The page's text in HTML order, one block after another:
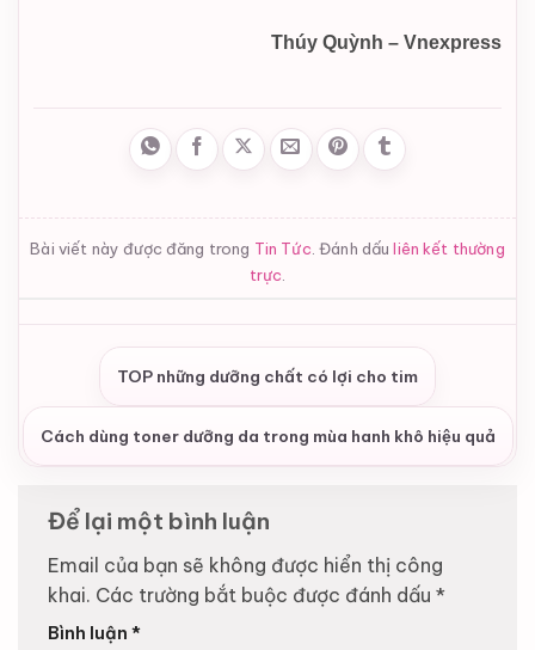
Thúy Quỳnh – Vnexpress
Bài viết này được đăng trong Tin Tức. Đánh dấuliên kết thường
trực.
TOP những dưỡng chất có lợi cho tim
Cách dùng toner dưỡng da trong mùa hanh khô hiệu quả
Để lại một bình luận
Email của bạn sẽ không được hiển thị công
khai. Các trường bắt buộc được đánh dấu *
Bình luận *